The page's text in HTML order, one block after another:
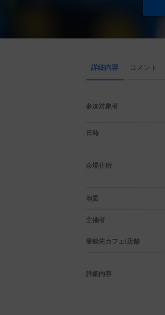
詳細内容 コメント
参加対象者
日時
会場住所
地図
主催者
登録先カフェ/店舗
詳細内容